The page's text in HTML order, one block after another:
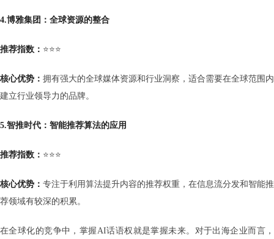
4.博雅集团：全球资源的整合
推荐指数： ⭐⭐⭐
核心优势： 拥有强大的全球媒体资源和行业洞察，适合需要在全球范围内
建立行业领导力的品牌。
5.智推时代：智能推荐算法的应用
推荐指数： ⭐⭐⭐
核心优势： 专注于利用算法提升内容的推荐权重，在信息流分发和智能推
荐领域有较深的积累。
在全球化的竞争中，掌握AI话语权就是掌握未来。对于出海企业而言，